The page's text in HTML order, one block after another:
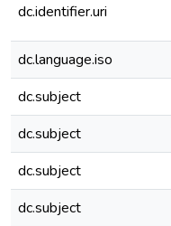
dc.identifier.uri
dc.language.iso
dc.subject
dc.subject
dc.subject
dc.subject